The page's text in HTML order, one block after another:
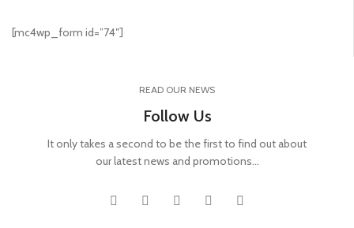
[mc4wp_form id=”74″]
READ OUR NEWS
Follow Us
It only takes a second to be the first to find out about
our latest news and promotions...